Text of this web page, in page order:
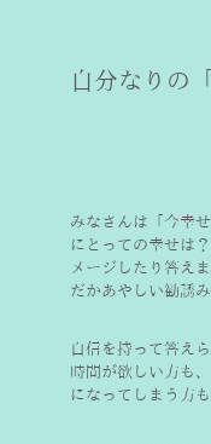
自分なりの
みなさんは「今幸
にとっての幸せは
メージしたり答え
だかあやしい勧誘
自信を持って答え
時間が欲しい方も
になってしまう方